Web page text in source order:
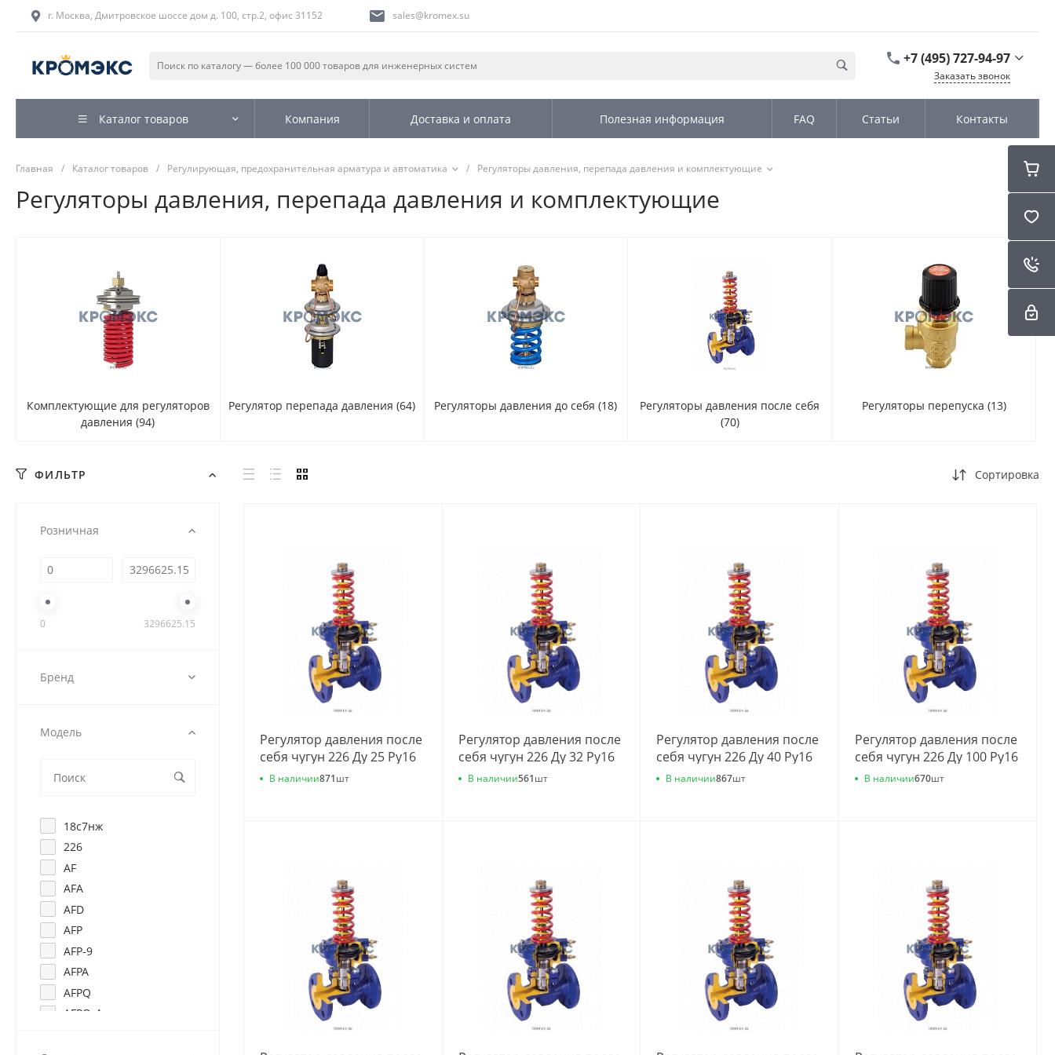
г. Москва, Дмитровское шоссе дом д. 100, стр.2, офис 31152 sales@kromex.su
+7 (495) 727-94-97
Заказать звонок
Каталог товаров Компания Доставка и оплата Полезная информация FAQ Статьи Контакты
Главная / Каталог товаров / Регулирующая, предохранительная арматура и автоматика / Регуляторы давления, перепада давления и комплектующие
Регуляторы давления, перепада давления и комплектующие
Комплектующие для регуляторов
давления(94)
Регулятор перепада давления(64) Регуляторы давления до себя(18)
Регуляторы давления после себя
(70)
Регуляторы перепуска (13)
ФИЛЬТР
Розничная
0 3296625.15
Бренд
Модель
18с7нж
226
AF
AFA
AFD
AFP
AFP-9
AFPA
AFPQ
AFPQ-4
Сортировка
Регулятор давления после
себя чугун 226 Ду 25 Ру16
фл 0.4-7 Kvs=6.3м3/ч
В наличии871шт
Регулятор давления после
себя чугун 226 Ду 32 Ру16
фл 0.4-7 Kvs=10м3/ч
В наличии561шт
Регулятор давления после
себя чугун 226 Ду 40 Ру16
фл 0.4-7 Kvs=25м3/ч
В наличии867шт
Регулятор давления после
себя чугун 226 Ду 100 Ру16
фл 0.4-7 Kvs=125м3/ч
В наличии670шт